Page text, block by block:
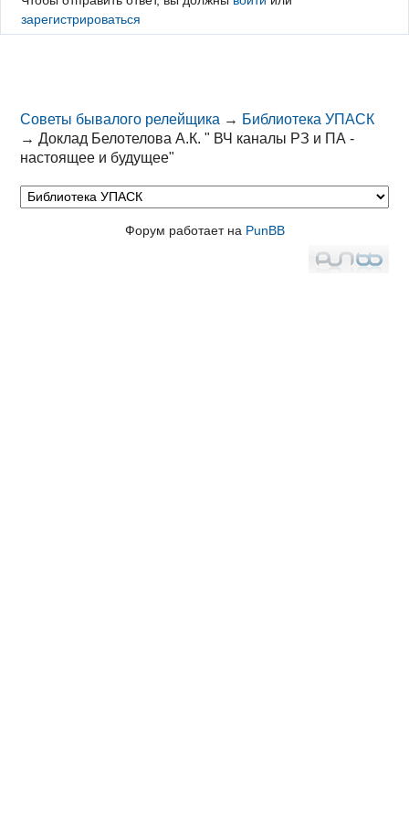
зарегистрироваться
Советы бывалого релейщика → Библиотека УПАСК
→Доклад Белотелова А.К. " ВЧ каналы РЗ и ПА -
настоящее и будущее"
Форум работает на PunBB